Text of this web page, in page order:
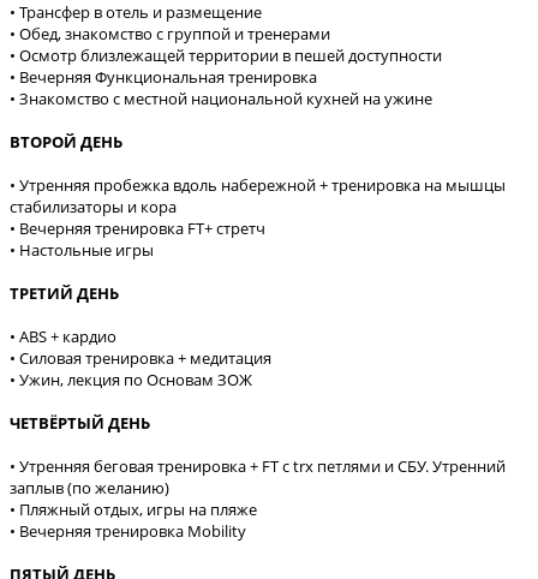
• Трансфер в отель и размещение
• Обед, знакомство с группой и тренерами
• Осмотр близлежащей территории в пешей доступности
• Вечерняя Функциональная тренировка
• Знакомство с местной национальной кухней на ужине
ВТОРОЙ ДЕНЬ
• Утренняя пробежка вдоль набережной + тренировка на мышцы
стабилизаторы и кора
• Вечерняя тренировка FT+ стретч
• Настольные игры
ТРЕТИЙ ДЕНЬ
• ABS + кардио
• Силовая тренировка + медитация
• Ужин, лекция по Основам ЗОЖ
ЧЕТВЁРТЫЙ ДЕНЬ
• Утренняя беговая тренировка + FT с trx петлями и СБУ. Утренний
заплыв (по желанию)
• Пляжный отдых, игры на пляже
• Вечерняя тренировка Mobility
ПЯТЫЙ ДЕНЬ